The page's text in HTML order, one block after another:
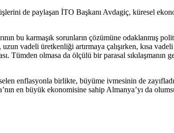
de paylaşan İTO Başkanı Avdagiç, küresel
bu karmaşık sorunların çözümüne odaklanmış
vadeli üretkenliği artırmaya çalışırken, kısa
Tümden olmasa da ölçülü bir parasal
enflasyonla birlikte, büyüme ivmesinin de
en büyük ekonomisine sahip Almanya’yı da